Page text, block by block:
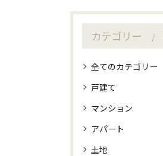
カテゴリー
全てのカテゴリー
戸建て
マンション
アパート
土地